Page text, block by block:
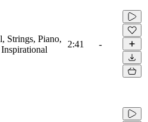
Strings, Piano,
2:41 -